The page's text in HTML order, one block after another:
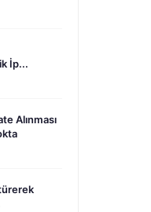
İp...
Alınması